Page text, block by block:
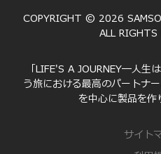
COPYRIGHT © 2026
ALL RIGHTS
「LIFE'S A JOURNEY―人生
う旅における最高のパートナ
を中心に製品を作
サイト